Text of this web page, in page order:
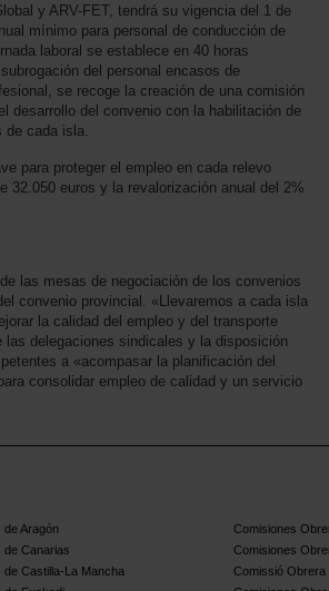
y ARV-FET, tendrá su vigencia del 1 de
mínimo para personal de conducción de
laboral se establece en 40 horas
del personal encasos de
se recoge la creación de una comisión
desarrollo del convenio con la habilitación de
cada isla.
para proteger el empleo en cada relevo
32.050 euros y la revalorización anual del 2%
las mesas de negociación de los convenios
convenio provincial. «Llevaremos a cada isla
la calidad del empleo y del transporte
las delegaciones sindicales y la disposición
a «acompasar la planificación del
consolidar empleo de calidad y un servicio
Aragón
Comisiones
de Canarias
Comisiones
Castilla-La Mancha
Comissió Obrera